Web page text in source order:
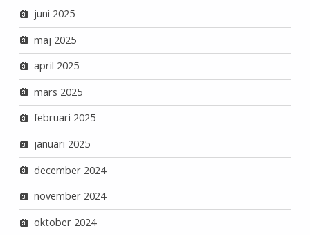
juni 2025
maj 2025
april 2025
mars 2025
februari 2025
januari 2025
december 2024
november 2024
oktober 2024